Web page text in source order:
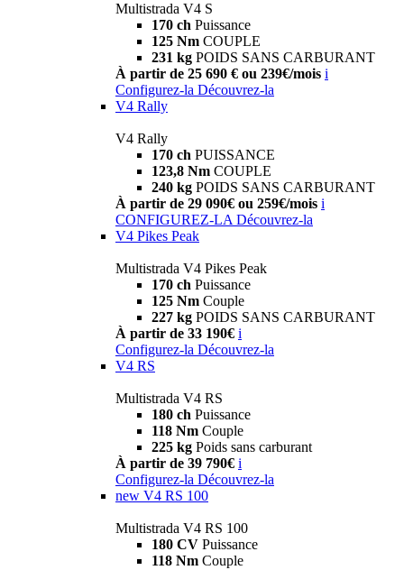
Multistrada V4 S
170 ch Puissance
125 Nm COUPLE
231 kg POIDS SANS CARBURANT
À partir de 25 690 € ou 239€/mois i
Configurez-la Découvrez-la
V4 Rally
V4 Rally
170 ch PUISSANCE
123,8 Nm COUPLE
240 kg POIDS SANS CARBURANT
À partir de 29 090€ ou 259€/mois i
CONFIGUREZ-LA Découvrez-la
V4 Pikes Peak
Multistrada V4 Pikes Peak
170 ch Puissance
125 Nm Couple
227 kg POIDS SANS CARBURANT
À partir de 33 190€ i
Configurez-la Découvrez-la
V4 RS
Multistrada V4 RS
180 ch Puissance
118 Nm Couple
225 kg Poids sans carburant
À partir de 39 790€ i
Configurez-la Découvrez-la
new V4 RS 100
Multistrada V4 RS 100
180 CV Puissance
118 Nm Couple